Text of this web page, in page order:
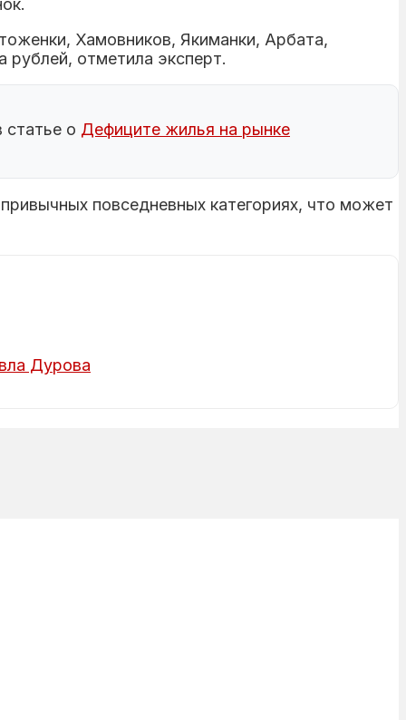
Хамовников, Якиманки, Арбата,
отметила эксперт.
о Дефиците жилья на рынке
повседневных категориях, что может
Дурова